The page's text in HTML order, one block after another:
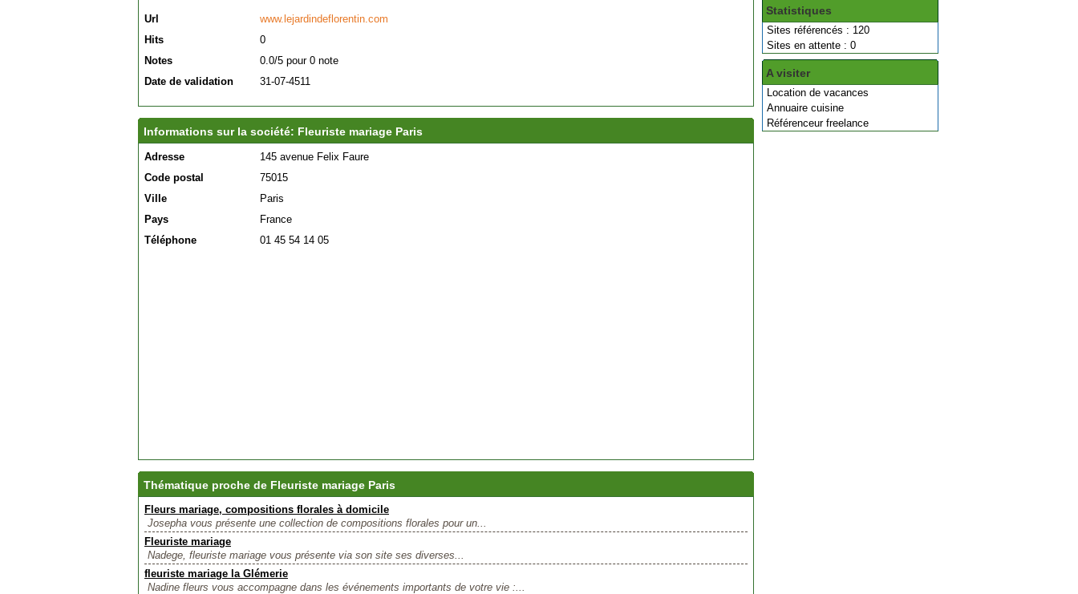
Statistiques
Sites référencés : 120
Sites en attente : 0
A visiter
Location de vacances
Annuaire cuisine
Référenceur freelance
Url
www.lejardindeflorentin.com
Hits
0
Notes
0.0/5 pour 0 note
Date de validation
31-07-4511
Informations sur la société: Fleuriste mariage Paris
Adresse
145 avenue Felix Faure
Code postal
75015
Ville
Paris
Pays
France
Téléphone
01 45 54 14 05
Thématique proche de Fleuriste mariage Paris
Fleurs mariage, compositions florales à domicile
Josepha vous présente une collection de compositions florales pour un...
Fleuriste mariage
Nadege, fleuriste mariage vous présente via son site ses diverses...
fleuriste mariage la Glémerie
Nadine fleurs vous accompagne dans les événements importants de votre vie :...